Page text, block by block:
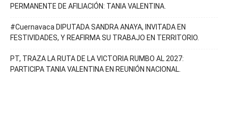
PERMANENTE DE AFILIACIÓN: TANIA VALENTINA.
#Cuernavaca DIPUTADA SANDRA ANAYA, INVITADA EN
FESTIVIDADES, Y REAFIRMA SU TRABAJO EN TERRITORIO.
PT, TRAZA LA RUTA DE LA VICTORIA RUMBO AL 2027:
PARTICIPA TANIA VALENTINA EN REUNIÓN NACIONAL.